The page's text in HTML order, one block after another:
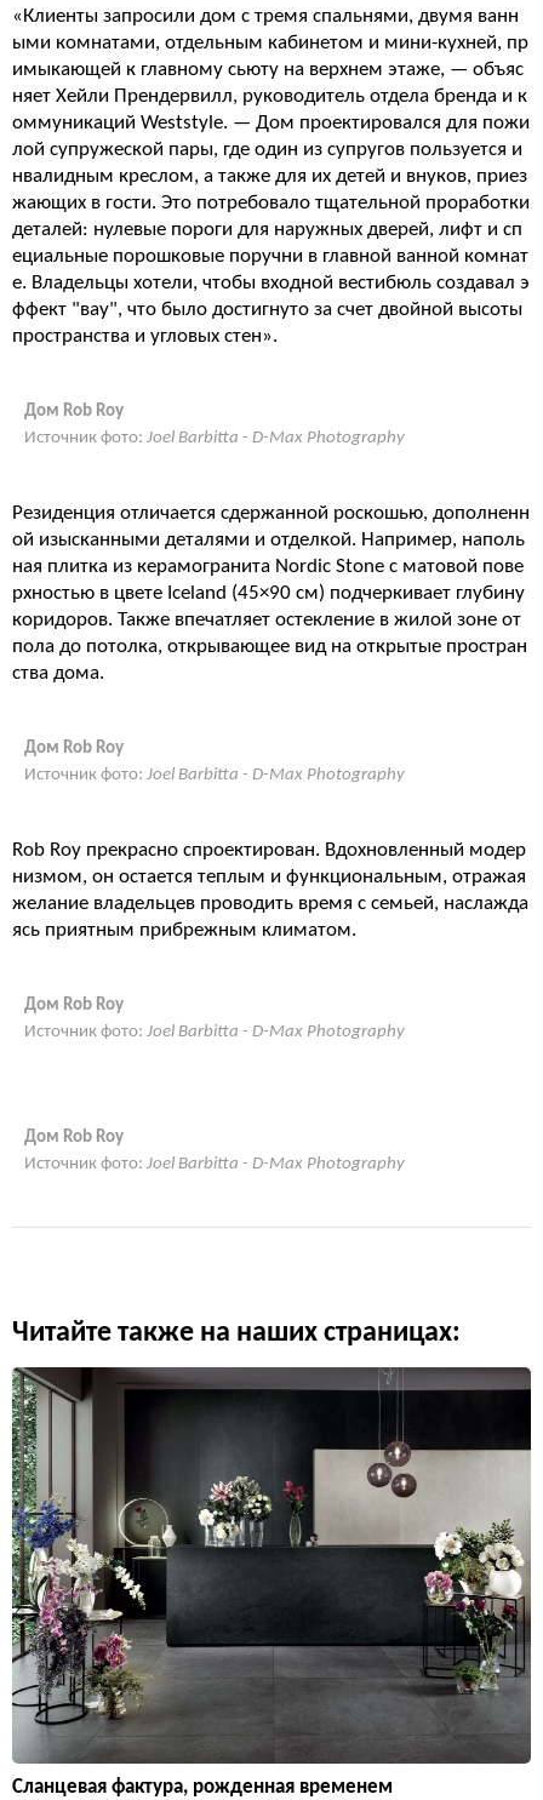
«Клиенты запросили дом с тремя спальнями, двумя ванн
ыми комнатами, отдельным кабинетом и мини-кухней, пр
имыкающей к главному сьюту на верхнем этаже, — объяс
няет Хейли Прендервилл, руководитель отдела бренда и к
оммуникаций Weststyle. — Дом проектировался для пожи
лой супружеской пары, где один из супругов пользуется и
нвалидным креслом, а также для их детей и внуков, приез
жающих в гости. Это потребовало тщательной проработки
деталей: нулевые пороги для наружных дверей, лифт и сп
ециальные порошковые поручни в главной ванной комнат
е. Владельцы хотели, чтобы входной вестибюль создавал э
ффект "вау", что было достигнуто за счет двойной высоты
пространства и угловых стен».
Дом Rob Roy
Источник фото: Joel Barbitta - D-Max Photography
Резиденция отличается сдержанной роскошью, дополненн
ой изысканными деталями и отделкой. Например, наполь
ная плитка из керамогранита Nordic Stone с матовой пове
рхностью в цвете Iceland (45×90 см) подчеркивает глубину
коридоров. Также впечатляет остекление в жилой зоне от
пола до потолка, открывающее вид на открытые простран
ства дома.
Дом Rob Roy
Источник фото: Joel Barbitta - D-Max Photography
Rob Roy прекрасно спроектирован. Вдохновленный модер
низмом, он остается теплым и функциональным, отражая
желание владельцев проводить время с семьей, наслажда
ясь приятным прибрежным климатом.
Дом Rob Roy
Источник фото: Joel Barbitta - D-Max Photography
Дом Rob Roy
Источник фото: Joel Barbitta - D-Max Photography
Читайте также на наших страницах:
Сланцевая фактура, рожденная временем